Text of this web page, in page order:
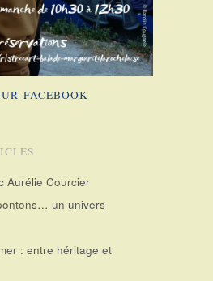
FACEBOOK
Aurélie Courcier
un univers
: entre héritage et